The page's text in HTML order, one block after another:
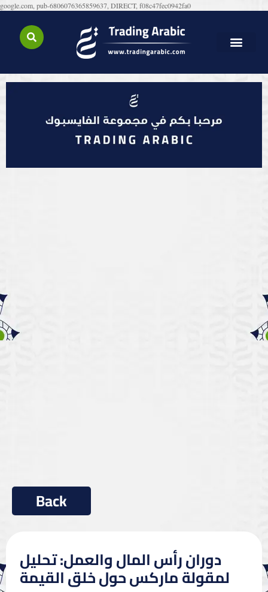
google.com, pub-6806076365859637, DIRECT, f08c47fec0942fa0
دوران رأس المال والعمل: تحليل
لمقولة ماركس حول خلق القيمة